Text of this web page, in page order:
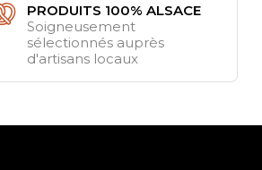
PRODUITS 100% ALSACE
Soigneusement
sélectionnés auprès
d'artisans locaux